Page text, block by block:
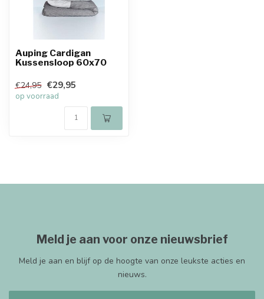
Auping Cardigan
Kussensloop 60x70
€24,95 €29,95
op voorraad
Meld je aan voor onze nieuwsbrief
Meld je aan en blijf op de hoogte van onze leukste acties en
nieuws.